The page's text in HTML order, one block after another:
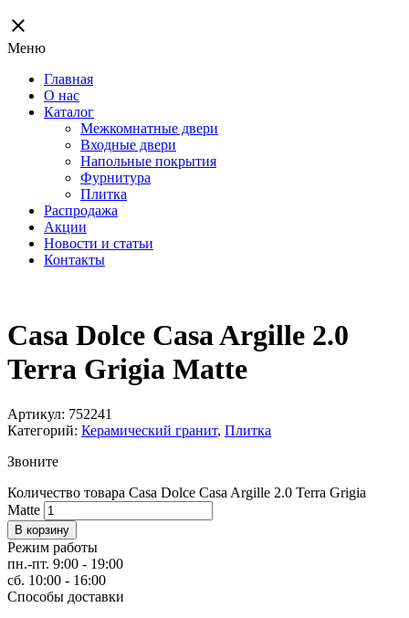
close
Меню
Главная
О нас
Каталог
Межкомнатные двери
Входные двери
Напольные покрытия
Фурнитура
Плитка
Распродажа
Акции
Новости и статьи
Контакты
Casa Dolce Casa Argille 2.0
Terra Grigia Matte
Артикул: 752241
Категорий: Керамический гранит, Плитка
Звоните
Количество товара Casa Dolce Casa Argille 2.0 Terra Grigia
Matte
В корзину
Режим работы
пн.-пт. 9:00 - 19:00
сб. 10:00 - 16:00
Способы доставки